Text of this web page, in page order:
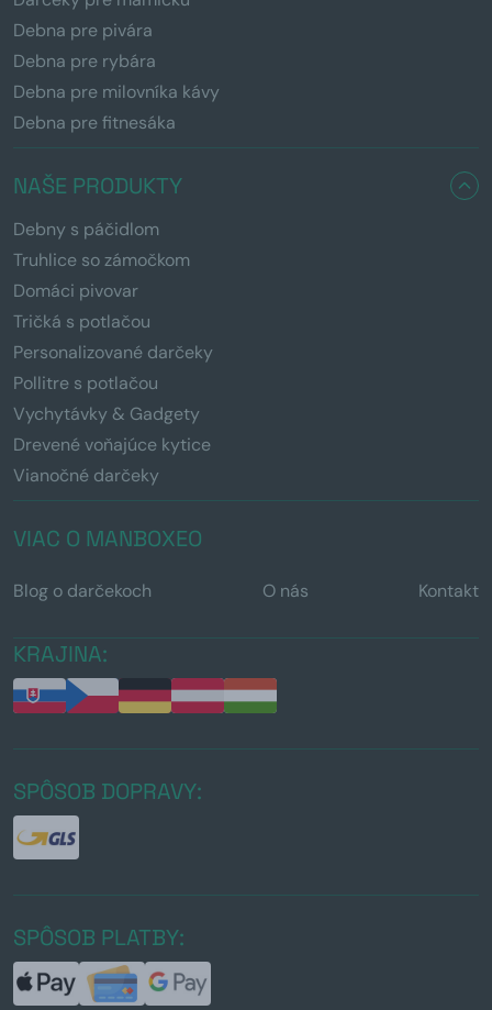
Debna pre pivára
Debna pre rybára
Debna pre milovníka kávy
Debna pre fitnesáka
NAŠE PRODUKTY
Debny s páčidlom
Truhlice so zámočkom
Domáci pivovar
Tričká s potlačou
Personalizované darčeky
Pollitre s potlačou
Vychytávky & Gadgety
Drevené voňajúce kytice
Vianočné darčeky
VIAC O MANBOXEO
Blog o darčekoch O nás Kontakt
KRAJINA:
SPÔSOB DOPRAVY:
SPÔSOB PLATBY: